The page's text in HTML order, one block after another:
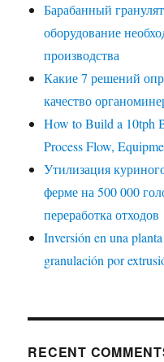
Барабанный
оборудование
производства
Какие 7 решений
качество
How to Build a 10tph
Process Flow,
Утилизация
ферме на 500 000
переработка отходов
Inversión en una
granulación por
RECENT